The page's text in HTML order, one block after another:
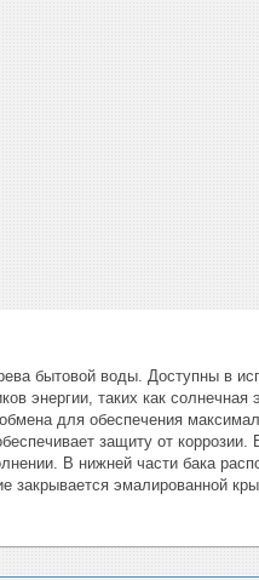
бытовой воды. Доступны в
энергии, таких как солнечная
для обеспечения
защиту от
В нижней части бака
закрывается эмалированной